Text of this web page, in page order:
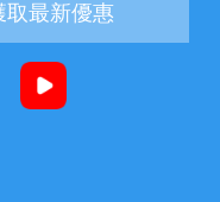
取最新優惠